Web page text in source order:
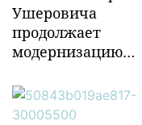
Ушеровича
продолжает
модернизацию
инфраструктуры в
Забайкалье